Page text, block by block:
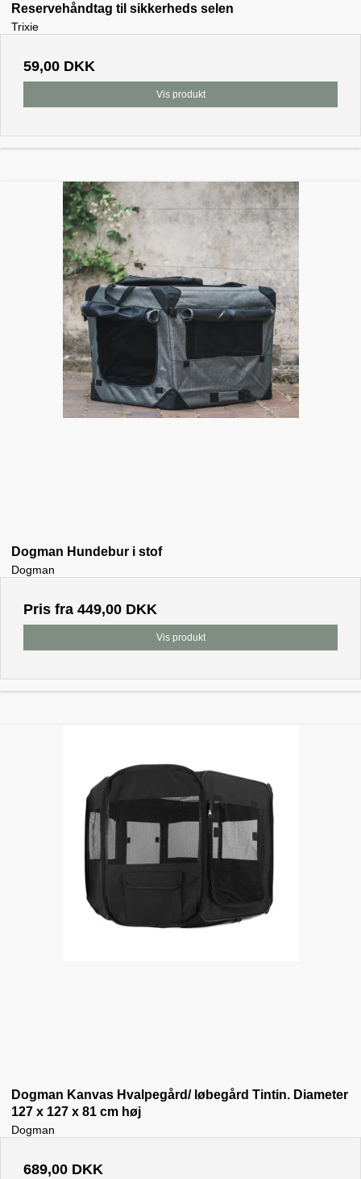
Reservehåndtag til sikkerheds selen
Trixie
59,00 DKK
Vis produkt
Dogman Hundebur i stof
Dogman
Pris fra 449,00 DKK
Vis produkt
Dogman Kanvas Hvalpegård/ løbegård Tintin. Diameter
127 x 127 x 81 cm høj
Dogman
689,00 DKK